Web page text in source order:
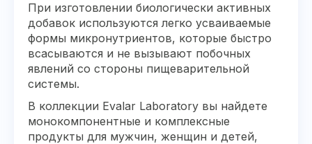
При изготовлении биологически активных
добавок используются легко усваиваемые
формы микронутриентов, которые быстро
всасываются и не вызывают побочных
явлений со стороны пищеварительной
системы.
В коллекции Evalar Laboratory вы найдете
монокомпонентные и комплексные
продукты для мужчин, женщин и детей,